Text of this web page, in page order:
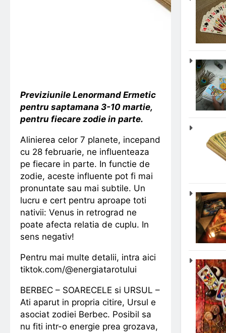
Previziunile Lenormand Ermetic
pentru saptamana 3-10 martie,
pentru fiecare zodie in parte.
Alinierea celor 7 planete, incepand
cu 28 februarie, ne influenteaza
pe fiecare in parte. In functie de
zodie, aceste influente pot fi mai
pronuntate sau mai subtile. Un
lucru e cert pentru aproape toti
nativii: Venus in retrograd ne
poate afecta relatia de cuplu. In
sens negativ!
Pentru mai multe detalii, intra aici
tiktok.com/@energiatarotului
BERBEC – SOARECELE si URSUL –
Ati aparut in propria citire, Ursul e
asociat zodiei Berbec. Posibil sa
nu fiti intr-o energie prea grozava,